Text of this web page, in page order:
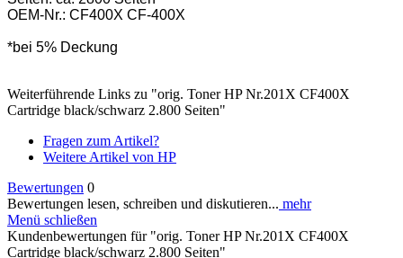
OEM-Nr.: CF400X CF-400X
*bei 5% Deckung
Weiterführende Links zu "orig. Toner HP Nr.201X CF400X
Cartridge black/schwarz 2.800 Seiten"
Fragen zum Artikel?
Weitere Artikel von HP
Bewertungen 0
Bewertungen lesen, schreiben und diskutieren... mehr
Menü schließen
Kundenbewertungen für "orig. Toner HP Nr.201X CF400X
Cartridge black/schwarz 2.800 Seiten"